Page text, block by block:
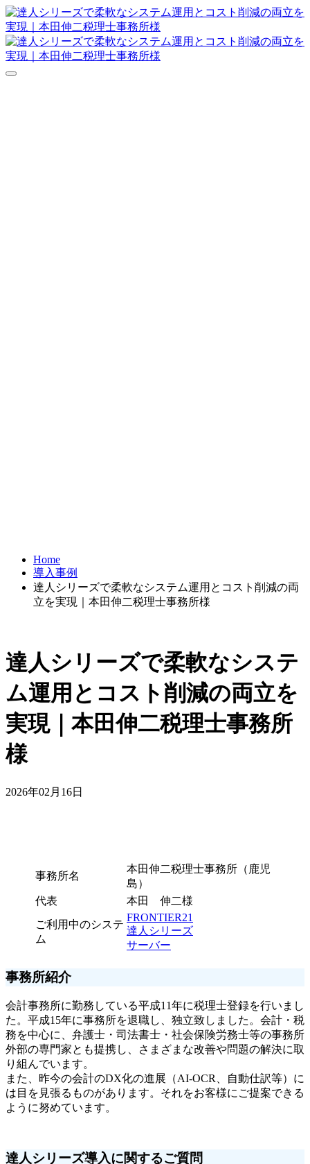
Home
導入事例
達人シリーズで柔軟なシステム運用とコスト削減の両
立を実現｜本田伸二税理士事務所様
達人シリーズで柔軟なシステ
ム運用とコスト削減の両立を
実現｜本田伸二税理士事務所
様
2026年02月16日
事務所名
本田伸二税理士事務所（鹿児
島）
代表
本田 伸二様
ご利用中のシステ
ム
FRONTIER21
達人シリーズ
サーバー
事務所紹介
会計事務所に勤務している平成11年に税理士登録を行いまし
た。平成15年に事務所を退職し、独立致しました。会計・税
務を中心に、弁護士・司法書士・社会保険労務士等の事務所
外部の専門家とも提携し、さまざまな改善や問題の解決に取
り組んでいます。
また、昨今の会計のDX化の進展（AI-OCR、自動仕訳等）に
は目を見張るものがあります。それをお客様にご提案できる
ように努めています。
達人シリーズ導入に関するご質問